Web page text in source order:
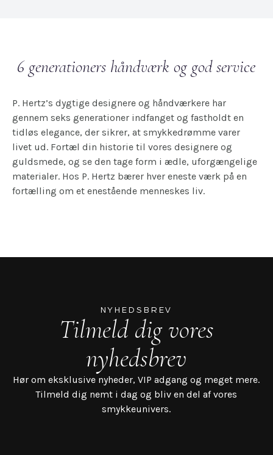
6 generationers håndværk og god service
P. Hertz’s dygtige designere og håndværkere har
gennem seks generationer indfanget og fastholdt en
tidløs elegance, der sikrer, at smykkedrømme varer
livet ud. Fortæl din historie til vores designere og
guldsmede, og se den tage form i ædle, uforgængelige
materialer. Hos P. Hertz bærer hver eneste værk på en
fortælling om et enestående menneskes liv.
NYHEDSBREV
Tilmeld dig vores
nyhedsbrev
Hør om eksklusive nyheder, VIP adgang og meget mere.
Tilmeld dig nemt i dag og bliv en del af vores
smykkeunivers.